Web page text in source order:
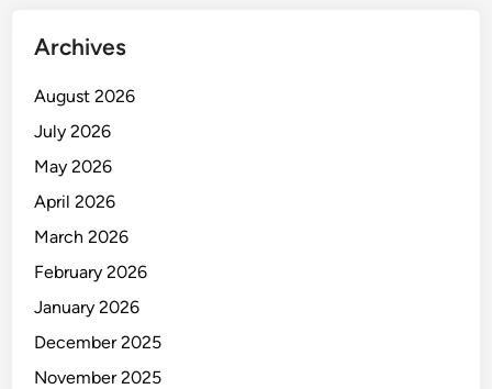
Archives
August 2026
July 2026
May 2026
April 2026
March 2026
February 2026
January 2026
December 2025
November 2025